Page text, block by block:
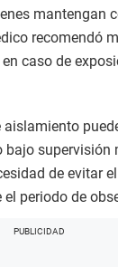
mantengan
recomendó
caso de
supervisión
de evitar
periodo de